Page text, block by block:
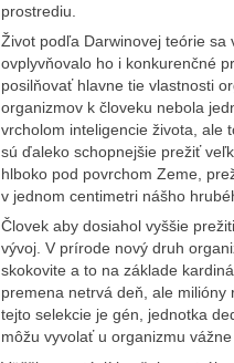
prostrediu.
Život podľa Darwinovej teórie sa
ovplyvňovalo ho i konkurenčné
posilňovať hlavne tie vlastnosti
organizmov k človeku nebola
vrcholom inteligencie života, ale
sú ďaleko schopnejšie prežiť
hlboko pod povrchom Zeme,
v jednom centimetri nášho
Človek aby dosiahol vyššie
vývoj. V prírode nový druh
skokovite a to na základe
premena netrvá deň, ale
tejto selekcie je gén, jednotka
môžu vyvolať u organizmu vážne